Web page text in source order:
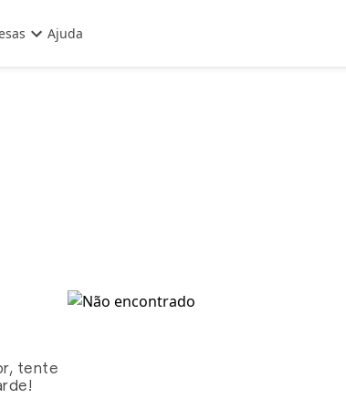
Ajuda
tente